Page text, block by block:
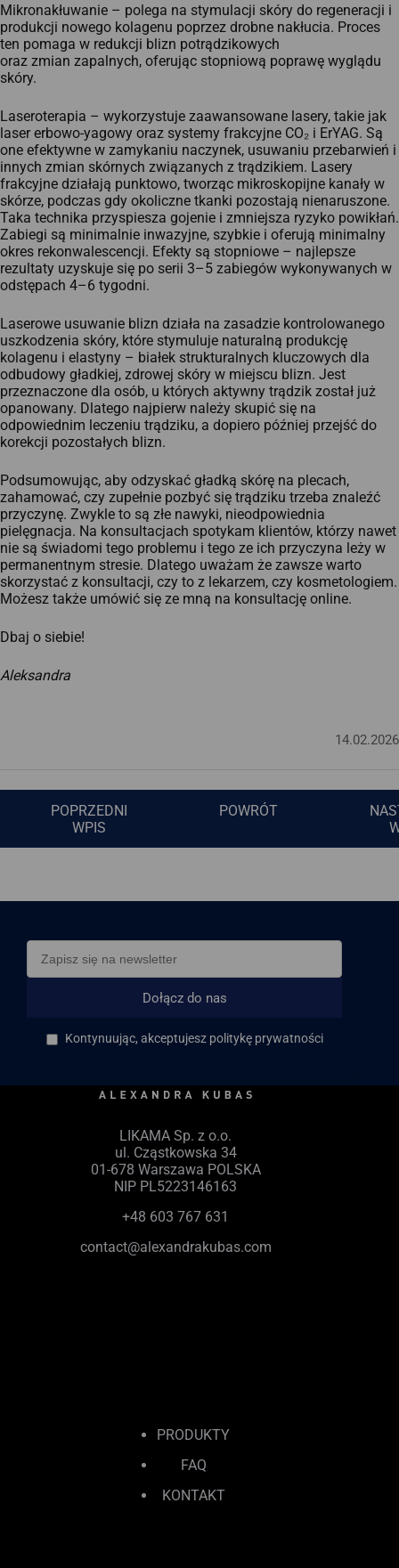
Mikronakłuwanie – polega na stymulacji skóry do regeneracji i
produkcji nowego kolagenu poprzez drobne nakłucia. Proces
ten pomaga w redukcji blizn potrądzikowych
oraz zmian zapalnych, oferując stopniową poprawę wyglądu
skóry.​
Laseroterapia – wykorzystuje zaawansowane lasery, takie jak
laser erbowo-yagowy oraz systemy frakcyjne CO₂ i ErYAG. Są
one efektywne w zamykaniu naczynek, usuwaniu przebarwień i
innych zmian skórnych związanych z trądzikiem. Lasery
frakcyjne działają punktowo, tworząc mikroskopijne kanały w
skórze, podczas gdy okoliczne tkanki pozostają nienaruszone.
Taka technika przyspiesza gojenie i zmniejsza ryzyko powikłań.
Zabiegi są minimalnie inwazyjne, szybkie i oferują minimalny
okres rekonwalescencji. Efekty są stopniowe – najlepsze
rezultaty uzyskuje się po serii 3–5 zabiegów wykonywanych w
odstępach 4–6 tygodni.​
Laserowe usuwanie blizn działa na zasadzie kontrolowanego
uszkodzenia skóry, które stymuluje naturalną produkcję
kolagenu i elastyny – białek strukturalnych kluczowych dla
odbudowy gładkiej, zdrowej skóry w miejscu blizn. Jest
przeznaczone dla osób, u których aktywny trądzik został już
opanowany. Dlatego najpierw należy skupić się na
odpowiednim leczeniu trądziku, a dopiero później przejść do
korekcji pozostałych blizn.
Podsumowując, aby odzyskać gładką skórę na plecach,
zahamować, czy zupełnie pozbyć się trądziku trzeba znaleźć
przyczynę. Zwykle to są złe nawyki, nieodpowiednia
pielęgnacja. Na konsultacjach spotykam klientów, którzy nawet
nie są świadomi tego problemu i tego ze ich przyczyna leży w
permanentnym stresie. Dlatego uważam że zawsze warto
skorzystać z konsultacji, czy to z lekarzem, czy kosmetologiem.
Możesz także umówić się ze mną na konsultację online.
Dbaj o siebie!
Aleksandra
14.02.2026
POPRZEDNI
WPIS
POWRÓT
Dołącz do nas
Kontynuując, akceptujesz politykę prywatności
LIKAMA Sp. z o.o.
ul. Cząstkowska 34
01-678 Warszawa POLSKA
NIP PL5223146163
+48 603 767 631
contact@alexandrakubas.com
PRODUKTY
FAQ
KONTAKT